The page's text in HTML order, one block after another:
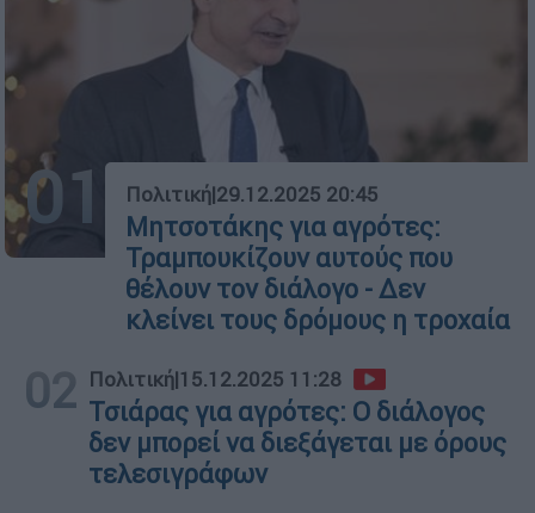
01 Πολιτική|29.12.2025 20:45
Μητσοτάκης για αγρότες:
Τραμπουκίζουν αυτούς που
θέλουν τον διάλογο - Δεν
κλείνει τους δρόμους η τροχαία
02 Πολιτική|15.12.2025 11:28
Τσιάρας για αγρότες: Ο διάλογος
δεν μπορεί να διεξάγεται με όρους
τελεσιγράφων